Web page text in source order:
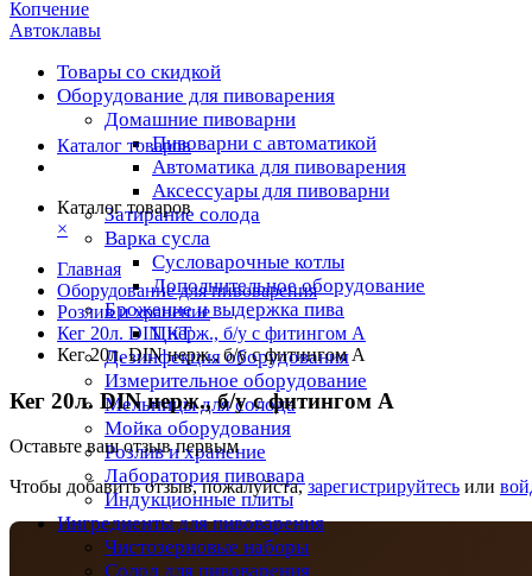
Копчение
Автоклавы
Товары со скидкой
Оборудование для пивоварения
Домашние пивоварни
Пивоварни с автоматикой
Автоматика для пивоварения
Аксессуары для пивоварни
Затирание солода
Варка сусла
Cусловарочные котлы
Дополнительное оборудование
Брожение и выдержка пива
ЦКТ
Дезинфекция оборудования
Измерительное оборудование
Мельницы для солода
Мойка оборудования
Розлив и хранение
Лаборатория пивовара
Индукционные плиты
Ингредиенты для пивоварения
Чистозерновые наборы
Солод для пивоварения
Каталог товаров
Каталог товаров
×
Главная
Оборудование для пивоварения
Розлив и хранение
Кег 20л. DIN нерж., б/у с фитингом А
Кег 20л. DIN нерж., б/у с фитингом А
Кег 20л. DIN нерж., б/у с фитингом А
Оставьте ваш отзыв первым
Чтобы добавить отзыв, пожалуйста,зарегистрируйтесь или